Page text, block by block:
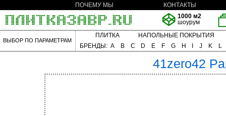
ПОЧЕМУ МЫ
КОНТАКТЫ
1000 м2
шоурум
ВЫБОР ПО ПАРАМЕТРАМ
ПЛИТКА
НАПОЛЬНЫЕ ПОКРЫТИЯ
БРЕНДЫ: A B C D E F G H J K L
41zero42